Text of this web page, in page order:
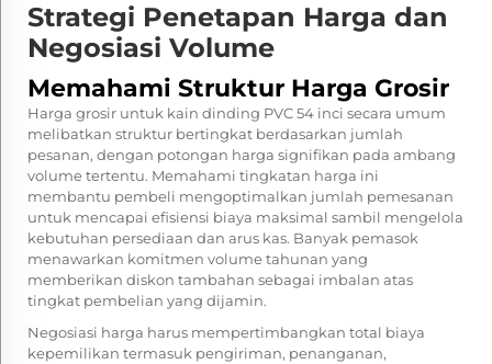
Strategi Penetapan Harga dan
Negosiasi Volume
Memahami Struktur Harga Grosir
Harga grosir untuk kain dinding PVC 54 inci secara umum
melibatkan struktur bertingkat berdasarkan jumlah
pesanan, dengan potongan harga signifikan pada ambang
volume tertentu. Memahami tingkatan harga ini
membantu pembeli mengoptimalkan jumlah pemesanan
untuk mencapai efisiensi biaya maksimal sambil mengelola
kebutuhan persediaan dan arus kas. Banyak pemasok
menawarkan komitmen volume tahunan yang
memberikan diskon tambahan sebagai imbalan atas
tingkat pembelian yang dijamin.
Negosiasi harga harus mempertimbangkan total biaya
kepemilikan termasuk pengiriman, penanganan,